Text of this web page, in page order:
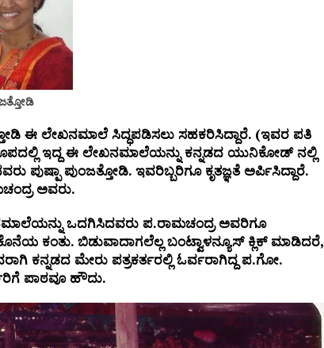
ಈ ಲೇಖನಮಾಲೆ ಸಿದ್ಧಪಡಿಸಲು ಸಹಕರಿಸಿದ್ದಾರೆ. (ಇವರ ಪತಿ
ಇದ್ದ ಈ ಲೇಖನಮಾಲೆಯನ್ನು ಕನ್ನಡದ ಯುನಿಕೋಡ್ ನಲ್ಲಿ
ಪುಷ್ಪಾ ಪುಂಜತ್ತೋಡಿ. ಇವರಿಬ್ಬರಿಗೂ ಕೃತಜ್ಞತೆ ಅರ್ಪಿಸಿದ್ದಾರೆ.
ಅವರು.
ಒದಗಿಸಿದವರು ಪ.ರಾಮಚಂದ್ರ ಅವರಿಗೂ
ಕಂತು. ಬಿಡುವಾದಾಗಲೆಲ್ಲ ಬಂಟ್ವಾಳನ್ಯೂಸ್ ಕ್ಲಿಕ್ ಮಾಡಿದರೆ,
ಕನ್ನಡದ ಮೇರು ಪತ್ರಕರ್ತರಲ್ಲಿ ಓರ್ವರಾಗಿದ್ದ ಪ.ಗೋ.
ಪಾಠವೂ ಹೌದು.